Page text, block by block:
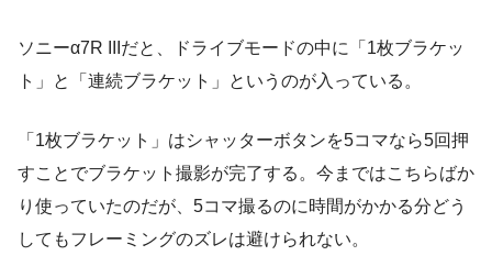
ソニーα7R IIIだと、ドライブモードの中に「1枚ブラケッ
ト」と「連続ブラケット」というのが入っている。
「1枚ブラケット」はシャッターボタンを5コマなら5回押
すことでブラケット撮影が完了する。今まではこちらばか
り使っていたのだが、5コマ撮るのに時間がかかる分どう
してもフレーミングのズレは避けられない。